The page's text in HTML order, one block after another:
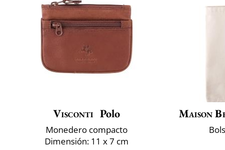
Visconti Polo
Monedero compacto
Dimensión: 11 x 7 cm
Maison